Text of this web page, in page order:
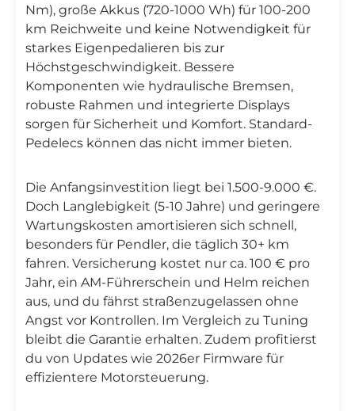
Nm), große Akkus (720-1000 Wh) für 100-200
km Reichweite und keine Notwendigkeit für
starkes Eigenpedalieren bis zur
Höchstgeschwindigkeit. Bessere
Komponenten wie hydraulische Bremsen,
robuste Rahmen und integrierte Displays
sorgen für Sicherheit und Komfort. Standard-
Pedelecs können das nicht immer bieten.
Die Anfangsinvestition liegt bei 1.500-9.000 €.
Doch Langlebigkeit (5-10 Jahre) und geringere
Wartungskosten amortisieren sich schnell,
besonders für Pendler, die täglich 30+ km
fahren. Versicherung kostet nur ca. 100 € pro
Jahr, ein AM-Führerschein und Helm reichen
aus, und du fährst straßenzugelassen ohne
Angst vor Kontrollen. Im Vergleich zu Tuning
bleibt die Garantie erhalten. Zudem profitierst
du von Updates wie 2026er Firmware für
effizientere Motorsteuerung.